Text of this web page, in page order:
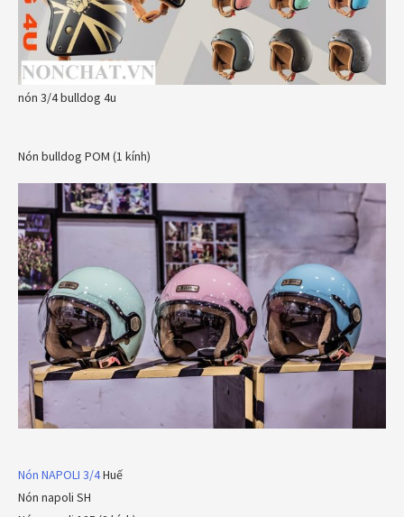
nón 3/4 bulldog 4u
Nón bulldog POM (1 kính)
Nón NAPOLI 3/4Huế
Nón napoli SH